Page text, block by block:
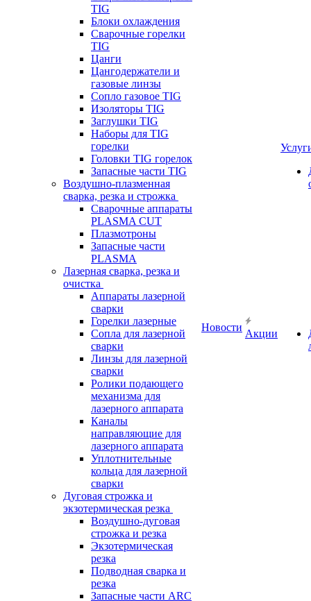
TIG
Блоки охлаждения
Сварочные горелки
TIG
Цанги
Цангодержатели и
газовые линзы
Сопло газовое TIG
Изоляторы TIG
Заглушки TIG
Наборы для TIG
горелки
Головки TIG горелок
Запасные части TIG
Воздушно-плазменная
сварка, резка и строжка
Сварочные аппараты
PLASMA CUT
Плазмотроны
Запасные части
PLASMA
Лазерная сварка, резка и
очистка
Аппараты лазерной
сварки
Горелки лазерные
Сопла для лазерной
сварки
Линзы для лазерной
сварки
Ролики подающего
механизма для
лазерного аппарата
Каналы
направляющие для
лазерного аппарата
Уплотнительные
кольца для лазерной
сварки
Дуговая строжка и
экзотермическая резка
Воздушно-дуговая
строжка и резка
Экзотермическая
резка
Подводная сварка и
резка
Запасные части ARC
Новости
Акции